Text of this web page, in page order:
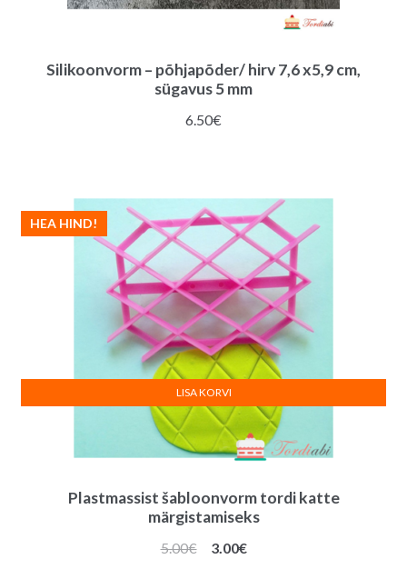
Silikoonvorm – põhjapõder/ hirv 7,6 x5,9 cm,
sügavus 5 mm
6.50€
Plastmassist šabloonvorm tordi katte
märgistamiseks
HEA HIND!
5.00€
Algne
3.00€Praegune
LISA KORVI